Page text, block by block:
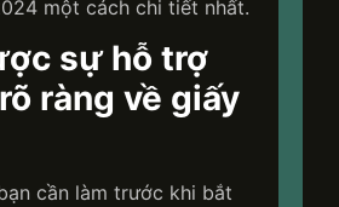
một cách chi tiết nhất.
sự hỗ trợ
ràng về giấy
cần làm trước khi bắt